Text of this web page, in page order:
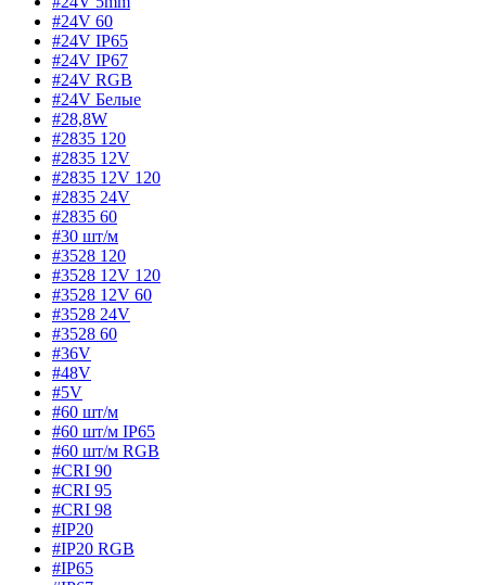
#24V 60
#24V IP65
#24V IP67
#24V RGB
#24V Белые
#28,8W
#2835 120
#2835 12V
#2835 12V 120
#2835 24V
#2835 60
#30 шт/м
#3528 120
#3528 12V 120
#3528 12V 60
#3528 24V
#3528 60
#36V
#48V
#5V
#60 шт/м
#60 шт/м IP65
#60 шт/м RGB
#CRI 90
#CRI 95
#CRI 98
#IP20
#IP20 RGB
#IP65